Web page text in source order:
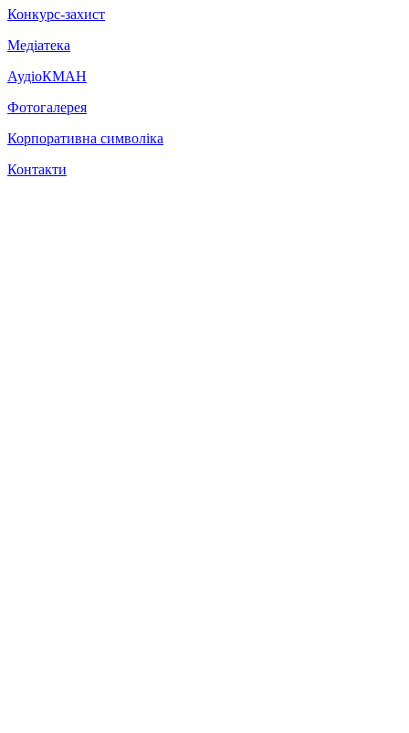
Конкурс-захист
Медіатека
АудіоКМАН
Фотогалерея
Корпоративна символіка
Контакти